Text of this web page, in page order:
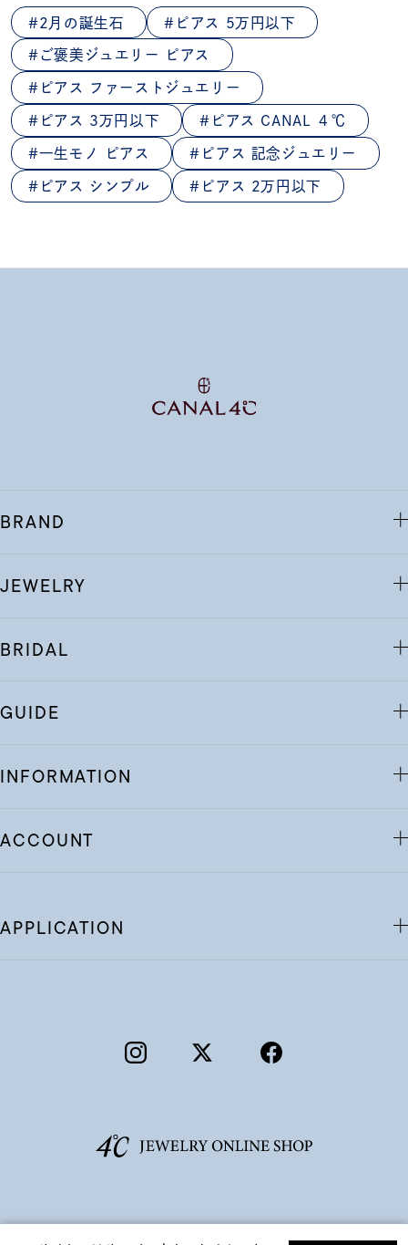
2月の誕生石 ピアス 5万円以下
ご褒美ジュエリー ピアス
ピアス ファーストジュエリー
ピアス 3万円以下 ピアス CANAL ４℃
一生モノ ピアス ピアス 記念ジュエリー
ピアス シンプル ピアス 2万円以下
BRAND
JEWELRY
BRIDAL
GUIDE
INFORMATION
ACCOUNT
APPLICATION